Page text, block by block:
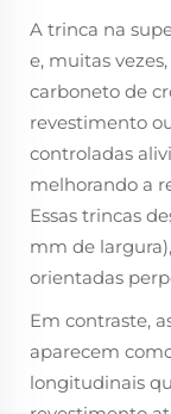
A trinca na
e, muitas
carboneto de
revestimento
controladas
melhorando a
Essas trincas
mm de
orientadas
Em contraste,
aparecem
longitudinais